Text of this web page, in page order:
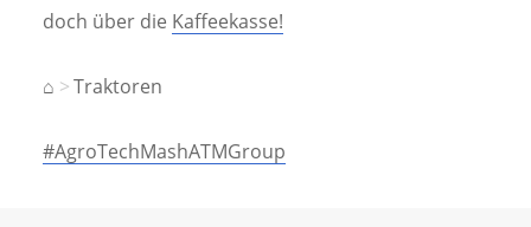
doch über die Kaffeekasse!
⌂ Traktoren
#AgroTechMashATMGroup